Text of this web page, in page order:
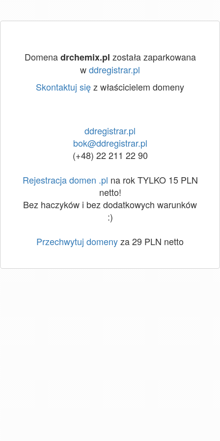
Domenadrchemix.pl została zaparkowana
wddregistrar.pl
Skontaktuj sięz właścicielem domeny
ddregistrar.pl
bok@ddregistrar.pl
(+48) 22 211 22 90
Rejestracja domen .pl na rok TYLKO 15 PLN
netto!
Bez haczyków i bez dodatkowych warunków
:)
Przechwytuj domenyza 29 PLN netto